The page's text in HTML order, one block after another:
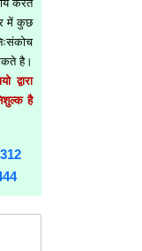
करते
में कुछ
है।
द्वारा
है